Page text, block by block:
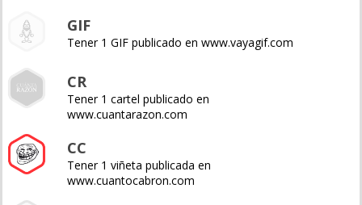
GIF
Tener 1 GIF publicado en www.vayagif.com
CR
Tener 1 cartel publicado en
www.cuantarazon.com
CC
Tener 1 viñeta publicada en
www.cuantocabron.com